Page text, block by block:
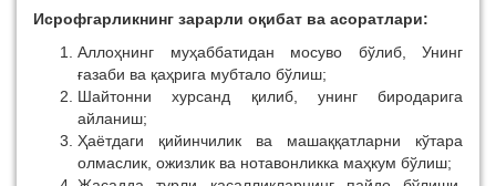
Исрофгарликнинг зарарли оқибат ва асоратлари:
Аллоҳнинг муҳаббатидан мосуво бўлиб, Унинг
ғазаби ва қаҳрига мубтало бўлиш;
Шайтонни хурсанд қилиб, унинг биродарига
айланиш;
Ҳаётдаги қийинчилик ва машаққатларни кўтара
олмаслик, ожизлик ва нотавонликка маҳкум бўлиш;